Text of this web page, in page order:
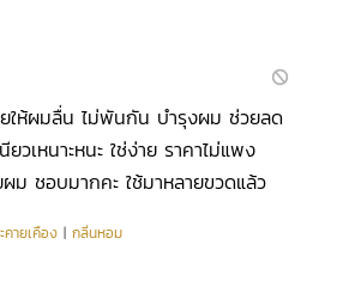
ยให้ผมลื่น ไม่พันกัน บำรุงผม ช่วยลด
เหนาะหนะ ใช่ง่าย ราคาไม่แพง
ม ชอบมากคะ ใช้มาหลายขวดแล้ว
คายเคือง | กลิ่นหอม